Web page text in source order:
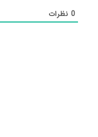
0نظرات